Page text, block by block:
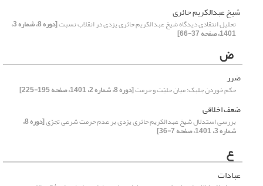
شیخ عبدالکریم حائری
تحلیل انتقادی دیدگاه شیخ عبدالکریم حائری یزدی در انقلاب نسبت [دوره 8، شماره 3،
1401، صفحه 37-66]
ض
ضرر
حکم خوردن جلبک: میان حلیّت و حرمت[دوره 8، شماره 2، 1401، صفحه 195-225]
ضعف اخلاقی
بررسی استدلال شیخ عبدالکریم حائری یزدی بر عدم حرمت شرعی تجرّی [دوره 8،
شماره 3، 1401، صفحه 7-36]
ع
عبادات